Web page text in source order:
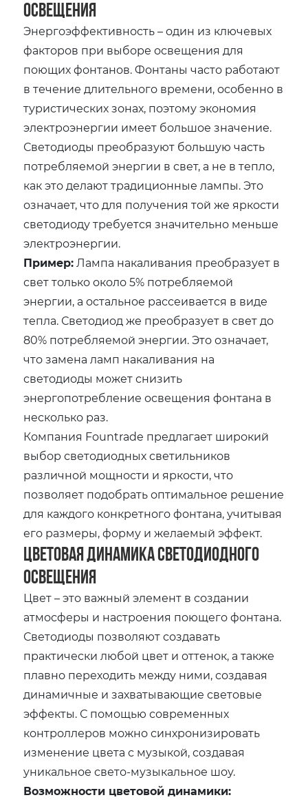
освещения
Энергоэффективность – один из ключевых
факторов при выборе освещения для
поющих фонтанов. Фонтаны часто работают
в течение длительного времени, особенно в
туристических зонах, поэтому экономия
электроэнергии имеет большое значение.
Светодиоды преобразуют большую часть
потребляемой энергии в свет, а не в тепло,
как это делают традиционные лампы. Это
означает, что для получения той же яркости
светодиоду требуется значительно меньше
электроэнергии.
Пример:Лампа накаливания преобразует в
свет только около 5% потребляемой
энергии, а остальное рассеивается в виде
тепла. Светодиод же преобразует в свет до
80% потребляемой энергии. Это означает,
что замена ламп накаливания на
светодиоды может снизить
энергопотребление освещения фонтана в
несколько раз.
Компания Fountrade предлагает широкий
выбор светодиодных светильников
различной мощности и яркости, что
позволяет подобрать оптимальное решение
для каждого конкретного фонтана, учитывая
его размеры, форму и желаемый эффект.
Цветовая динамика светодиодного
освещения
Цвет – это важный элемент в создании
атмосферы и настроения поющего фонтана.
Светодиоды позволяют создавать
практически любой цвет и оттенок, а также
плавно переходить между ними, создавая
динамичные и захватывающие световые
эффекты. С помощью современных
контроллеров можно синхронизировать
изменение цвета с музыкой, создавая
уникальное свето-музыкальное шоу.
Возможности цветовой динамики: